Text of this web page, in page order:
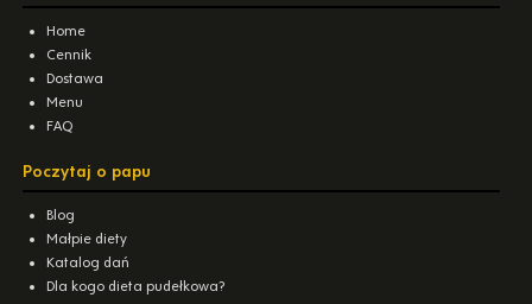
Home
Cennik
Dostawa
Menu
FAQ
Poczytaj o papu
Blog
Małpie diety
Katalog dań
Dla kogo dieta pudełkowa?